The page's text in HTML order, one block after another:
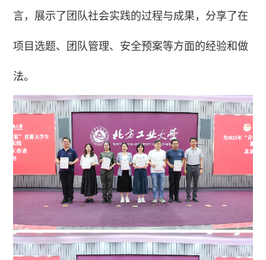
言，展示了团队社会实践的过程与成果，分享了在
项目选题、团队管理、安全预案等方面的经验和做
法。